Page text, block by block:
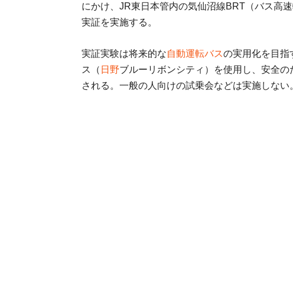
にかけ、JR東日本管内の気仙沼線BRT（バス高
実証を実施する。
実証実験は将来的な自動運転バスの実用化を目指
ス（ 日野ブルーリボンシティ）を使用し、安全
される。一般の人向けの試乗会などは実施しない